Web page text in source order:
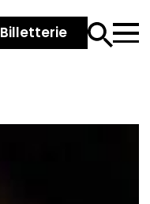
Billetterie